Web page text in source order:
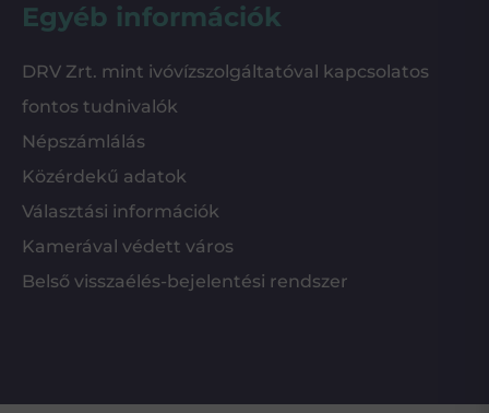
Egyéb információk
DRV Zrt. mint ivóvízszolgáltatóval kapcsolatos
fontos tudnivalók
Népszámlálás
Közérdekű adatok
Választási információk
Kamerával védett város
Belső visszaélés-bejelentési rendszer